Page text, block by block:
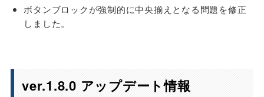
ボタンブロックが強制的に中央揃えとなる問題を修正
しました。
ver.1.8.0 アップデート情報